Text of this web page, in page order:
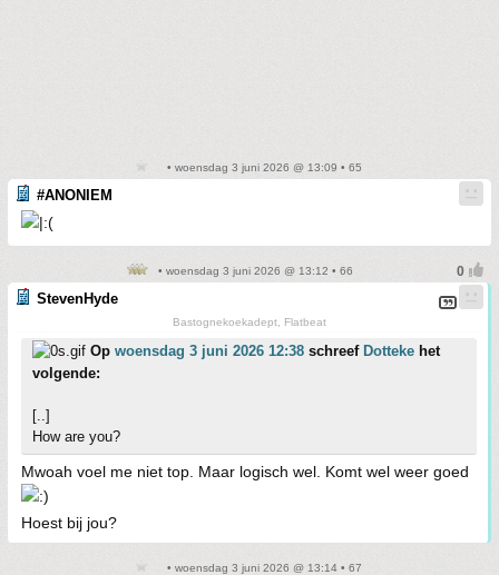
• woensdag 3 juni 2026 @ 13:09 • 65
#ANONIEM
• woensdag 3 juni 2026 @ 13:12 • 66
StevenHyde
Bastognekoekadept, Flatbeat
Op woensdag 3 juni 2026 12:38 schreef Dotteke het
volgende:
[..]
How are you?
Mwoah voel me niet top. Maar logisch wel. Komt wel weer goed
Hoest bij jou?
• woensdag 3 juni 2026 @ 13:14 • 67